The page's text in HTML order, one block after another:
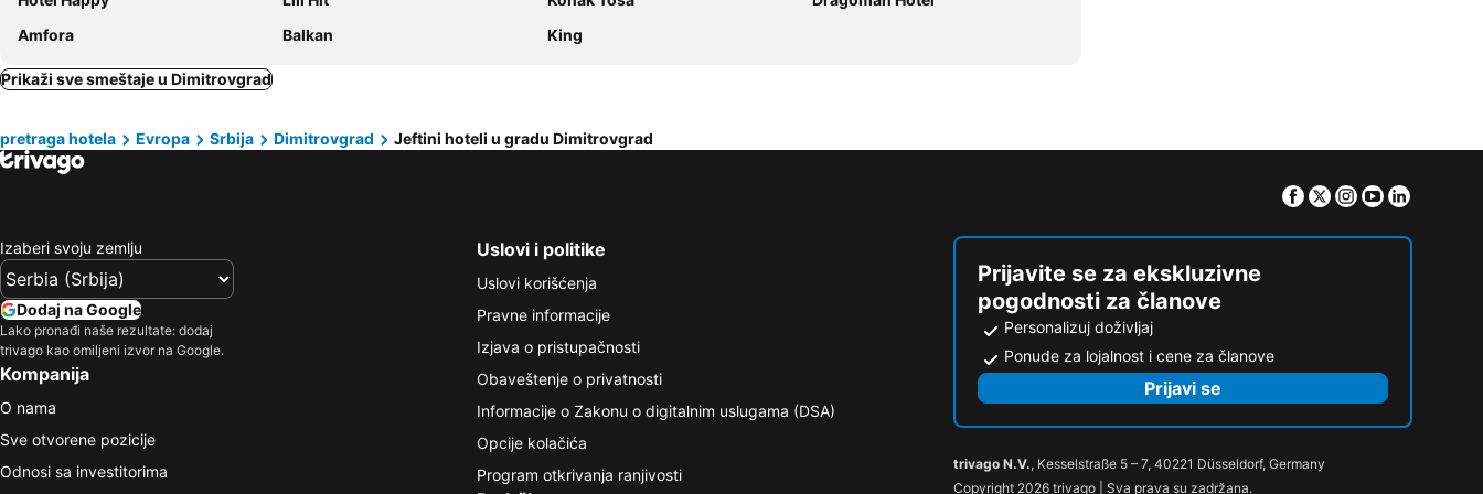
Amfora
Balkan King
Prikaži sve smeštaje u Dimitrovgrad
pretraga hotela Evropa Srbija Dimitrovgrad Jeftini hoteli u gradu Dimitrovgrad
Facebook
TwitterInstagram
Youtube
Izaberi svoju zemlju
Dodaj na Google
Lako pronađi naše rezultate: dodaj
trivago kao omiljeni izvor na Google.
Kompanija
O nama
Sve otvorene pozicije
Odnosi sa investitorima
Uslovi i politike
Uslovi korišćenja
Pravne informacije
Izjava o pristupačnosti
Obaveštenje o privatnosti
Informacije o Zakonu o digitalnim uslugama (DSA)
Opcije kolačića
Program otkrivanja ranjivosti
Prijavite se za ekskluzivne
pogodnosti za članove
Personalizuj doživljaj
Ponude za lojalnost i cene za članove
Prijavi se
trivago N.V., Kesselstraße 5 – 7, 40221 Düsseldorf, Germany
Copyright 2026 trivago | Sva prava su zadržana.